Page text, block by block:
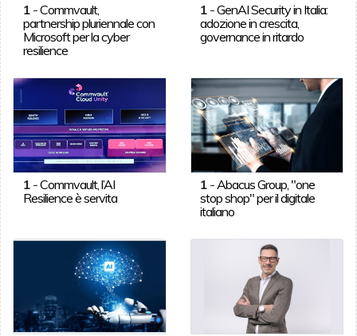
1-Commvault,
partnership pluriennale con
Microsoft per la cyber
resilience
1 -GenAI Security in Italia:
adozione in crescita,
governance in ritardo
1-Commvault, l’AI
Resilience è servita
1 - Abacus Group, "one
stop shop" per il digitale
italiano